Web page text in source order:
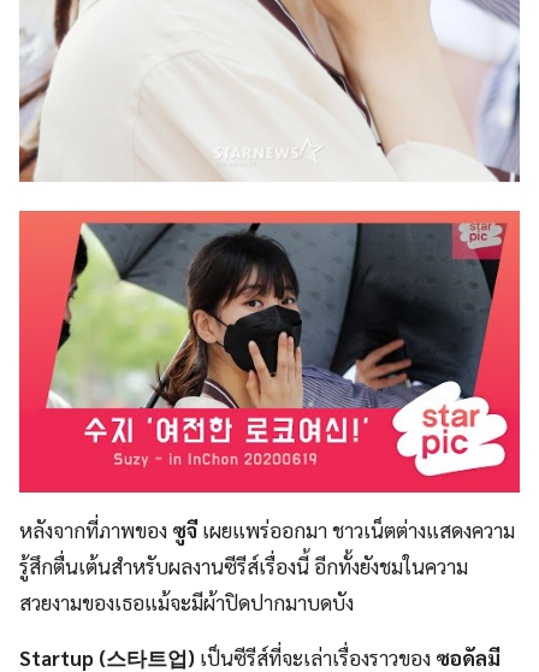
หลังจากที่ภาพของ ซูจีเผยแพร่ออกมา ชาวเน็ตต่างแสดงความ
รู้สึกตื่นเต้นสำหรับผลงานซีรีส์เรื่องนี้ อีกทั้งยังชมในความ
สวยงามของเธอแม้จะมีผ้าปิดปากมาบดบัง
Startup (스타트업) เป็นซีรีส์ที่จะเล่าเรื่องราวของ ซอดัลมี